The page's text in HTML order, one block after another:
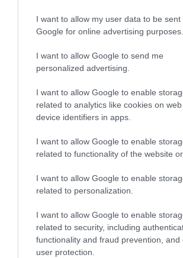
I want to allow my user data to be sent
Google for online advertising purposes.
I want to allow Google to send me
personalized advertising.
I want to allow Google to enable
related to analytics like cookies on
device identifiers in apps.
I want to allow Google to enable
related to functionality of the website or
I want to allow Google to enable
related to personalization.
I want to allow Google to enable
related to security, including
functionality and fraud prevention, and
user protection.
ΡΟΗ ΕΙΔΗΣΕΩΝ
Η Μαρίνα Βερνίκου πόζαρε με
λαγοκέφαλο και έστειλε μήνυμα που θα
συζητηθεί! [pic]
ΙΩΑΝΝΑ ΠΥΛΟΥΔΗ